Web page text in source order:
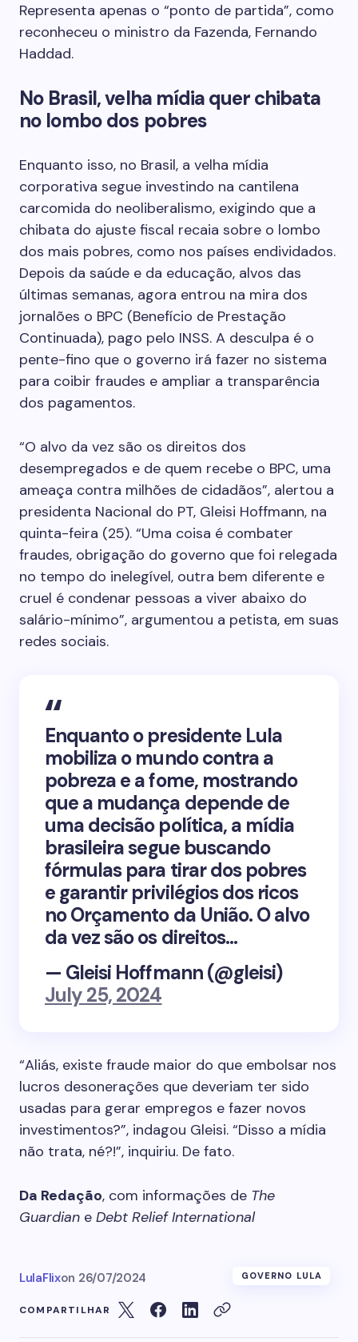
Representa apenas o “ponto de partida”, como
reconheceu o ministro da Fazenda, Fernando
Haddad.
No Brasil, velha mídia quer chibata
no lombo dos pobres
Enquanto isso, no Brasil, a velha mídia
corporativa segue investindo na cantilena
carcomida do neoliberalismo, exigindo que a
chibata do ajuste fiscal recaia sobre o lombo
dos mais pobres, como nos países endividados.
Depois da saúde e da educação, alvos das
últimas semanas, agora entrou na mira dos
jornalões o BPC (Benefício de Prestação
Continuada), pago pelo INSS. A desculpa é o
pente-fino que o governo irá fazer no sistema
para coibir fraudes e ampliar a transparência
dos pagamentos.
“O alvo da vez são os direitos dos
desempregados e de quem recebe o BPC, uma
ameaça contra milhões de cidadãos”, alertou a
presidenta Nacional do PT, Gleisi Hoffmann, na
quinta-feira (25). “Uma coisa é combater
fraudes, obrigação do governo que foi relegada
no tempo do inelegível, outra bem diferente e
cruel é condenar pessoas a viver abaixo do
salário-mínimo”, argumentou a petista, em suas
redes sociais.
Enquanto o presidente Lula
mobiliza o mundo contra a
pobreza e a fome, mostrando
que a mudança depende de
uma decisão política, a mídia
brasileira segue buscando
fórmulas para tirar dos pobres
e garantir privilégios dos ricos
no Orçamento da União. O alvo
da vez são os direitos…
— Gleisi Hoffmann (@gleisi)
July 25, 2024
“Aliás, existe fraude maior do que embolsar nos
lucros desonerações que deveriam ter sido
usadas para gerar empregos e fazer novos
investimentos?”, indagou Gleisi. “Disso a mídia
não trata, né?!”, inquiriu. De fato.
Da Redação, com informações de The
Guardian e Debt Relief International
LulaFlixon 26/07/2024 GOVERNO LULA
COMPARTILHAR